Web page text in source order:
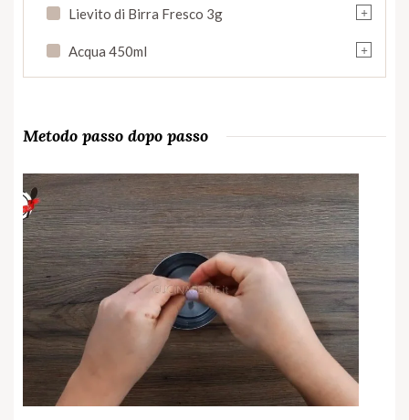
+
Lievito di Birra Fresco 3g
+
Acqua 450ml
Metodo passo dopo passo